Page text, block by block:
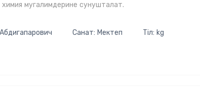
мугалимдерине сунушталат.
Санат: Мектеп
Тіл: kg